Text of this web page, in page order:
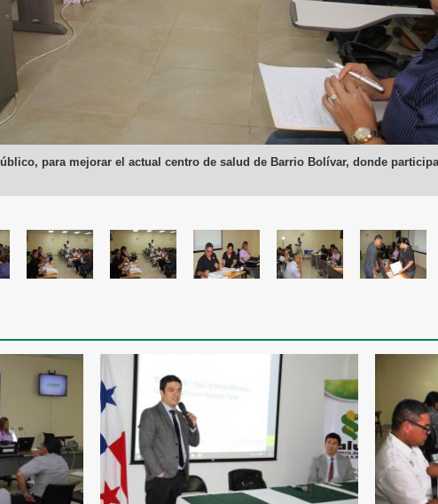
para mejorar el actual centro de salud de Barrio Bolívar, donde